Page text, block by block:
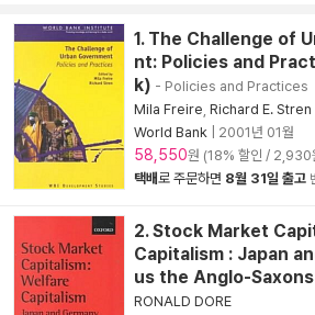
1. The Challenge of
nt: Policies and
k) - Policies and Practices
Mila Freire Richard E. Stren
World Bank
2001년 01월
58,550원 (18% 할인 / 2,930
택배로 주문하면 8월 31일 출고
2. Stock Market
Capitalism : Japan
us the Anglo-
RONALD DORE